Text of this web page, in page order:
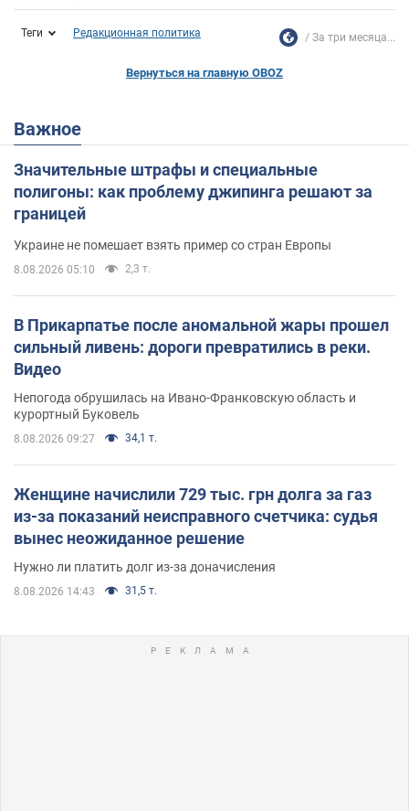
Теги Редакционная политика За три месяца...
Вернуться на главную OBOZ
Важное
Значительные штрафы и специальные
полигоны: как проблему джипинга решают за
границей
Украине не помешает взять пример со стран Европы
8.08.2026 05:10 2,3 т.
В Прикарпатье после аномальной жары прошел
сильный ливень: дороги превратились в реки.
Видео
Непогода обрушилась на Ивано-Франковскую область и
курортный Буковель
8.08.2026 09:27 34,1 т.
Женщине начислили 729 тыс. грн долга за газ
из-за показаний неисправного счетчика: судья
вынес неожиданное решение
Нужно ли платить долг из-за доначисления
8.08.2026 14:43 31,5 т.